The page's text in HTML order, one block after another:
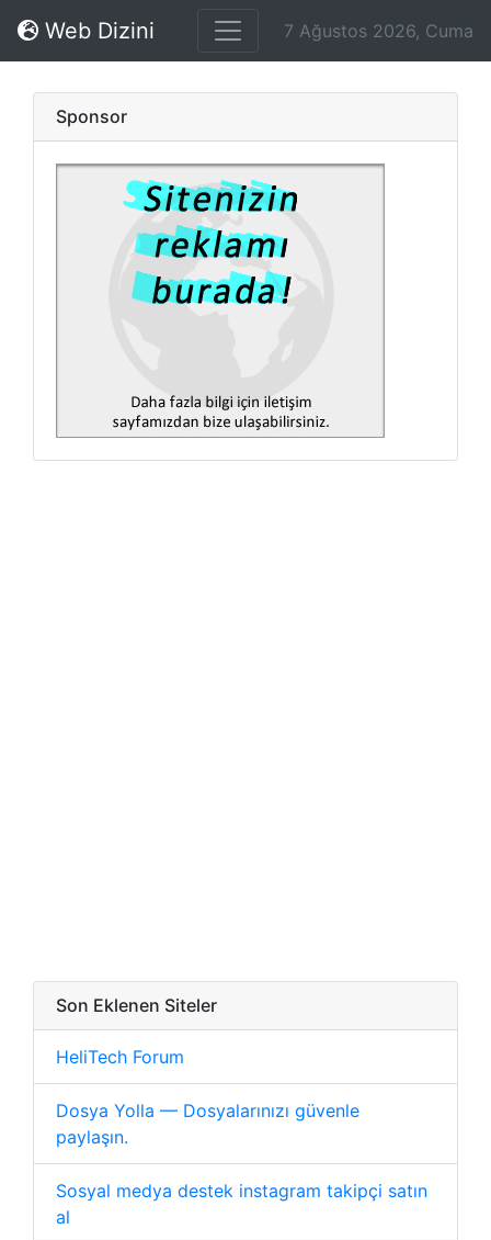
Web Dizini 7 Ağustos 2026, Cuma
Sponsor
Son Eklenen Siteler
HeliTech Forum
Dosya Yolla — Dosyalarınızı güvenle
paylaşın.
Sosyal medya destek instagram takipçi satın
al